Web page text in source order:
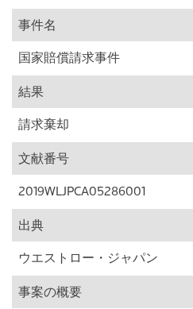
事件名
国家賠償請求事件
結果
請求棄却
文献番号
2019WLJPCA05286001
出典
ウエストロー・ジャパン
事案の概要